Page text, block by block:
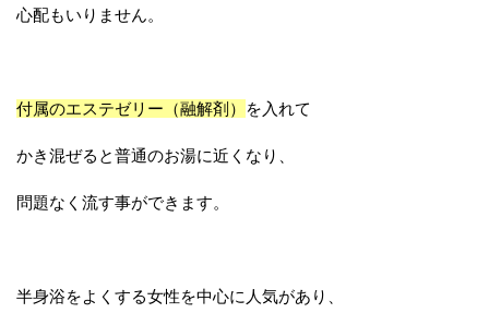
心配もいりません。
付属のエステゼリー（融解剤） を入れて
かき混ぜると普通のお湯に近くなり、
問題なく流す事ができます。
半身浴をよくする女性を中心に人気があり、